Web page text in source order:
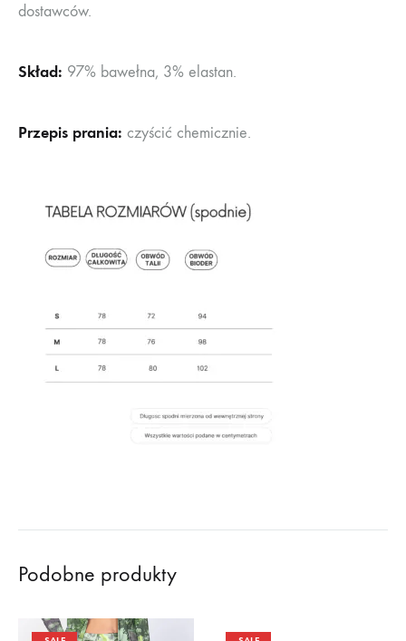
dostawców.
Skład: 97% bawełna, 3% elastan.
Przepis prania: czyścić chemicznie.
Podobne produkty